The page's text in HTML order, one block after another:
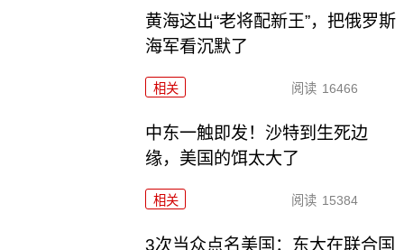
黄海这出“老将配新王”，把俄罗斯
海军看沉默了
相关 阅读 16466
中东一触即发！沙特到生死边
缘，美国的饵太大了
相关 阅读 15384
3次当众点名美国：东大在联合国